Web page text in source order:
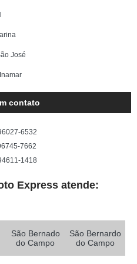
José
TERRA NOVA
motocicleta Vila Conceição
Nova Petrópolis
contato
6532
7662
1418
Express atende:
São Bernado
do Campo
São Bernardo
do Campo